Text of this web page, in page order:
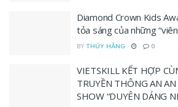
Diamond Crown Kids
tỏa sáng của những
BY THÚY HẰNG 0
VIETSKILL KẾT HỢP
TRUYỀN THÔNG AN
SHOW “DUYÊN DÁNG